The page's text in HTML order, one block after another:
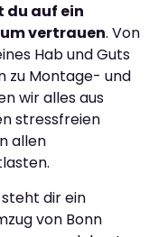
du auf ein
vertrauen. Von
Hab und Guts
zu Montage- und
wir alles aus
stressfreien
allen
steht dir ein
von Bonn